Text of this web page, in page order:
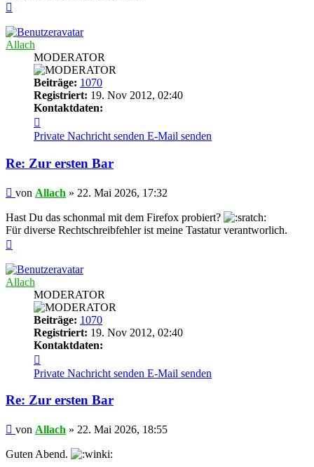
Allach
MODERATOR
Beiträge: 1070
Registriert: 19. Nov 2012, 02:40
Kontaktdaten:
von
Allach
Private Nachricht senden E-Mail senden
Re: Zur ersten Bar
Beitrag
von Allach » 22. Mai 2026, 17:32
Hast Du das schonmal mit dem Firefox probiert?
Für diverse Rechtschreibfehler ist meine Tastatur verantworlich.
Allach
MODERATOR
Beiträge: 1070
Registriert: 19. Nov 2012, 02:40
Kontaktdaten:
von
Allach
Private Nachricht senden E-Mail senden
Re: Zur ersten Bar
Beitrag
von Allach » 22. Mai 2026, 18:55
Guten Abend.